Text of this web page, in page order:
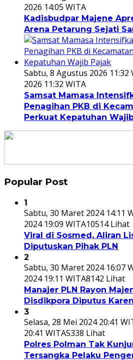
2026 14:05 WITA
Kadisbudpar Majene
Arena Petarung Sejati
Sabtu, 8 Agustus 2026 11:32
2026 11:32 WITA
Samsat Mamasa
Penagihan PKB di
Perkuat Kepatuhan
Popular Post
1
Sabtu, 30 Maret 2024 14:11
2024 19:09 WITA10514 Lihat
Viral di Sosmed, Aliran
Diputuskan Pihak PLN
2
Sabtu, 30 Maret 2024 16:07
2024 19:11 WITA8142 Lihat
Manajer PLN Rayon
Disdikpora Diputus
3
Selasa, 28 Mei 2024 20:41
20:41 WITA5338 Lihat
Polres Polman Tak
Tersangka Pelaku